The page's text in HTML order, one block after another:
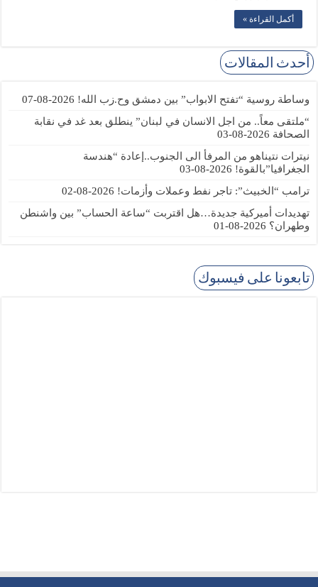
أكمل القراءة »
أحدث المقالات
وساطة روسية “تفتح الابواب” بين دمشق وح.زب الله! 2026-08-07
“ملتقى معاً.. من اجل الانسان في لبنان” ينطلق بعد غد في نقابة
الصحافة 2026-08-03
نيترات نتيناهو من المرفأ الى الجنوب..إعادة “هندسة
الجغرافيا”بالقوة! 2026-08-03
ترامب “الخبيث”: تاجر نفط وعملات وأزمات! 2026-08-02
تهديدات أميركية جديدة…هل اقتربت “ساعة الحساب” بين واشنطن
وطهران؟ 2026-08-01
تابعونا على فيسبوك